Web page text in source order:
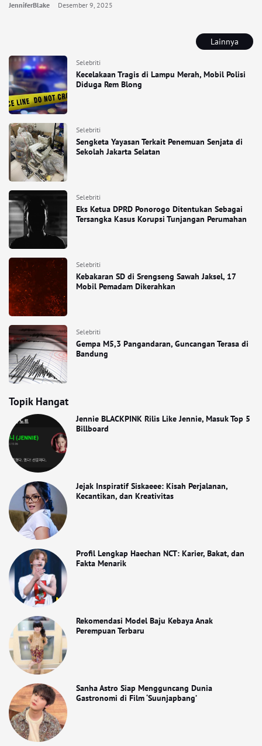
Lainnya
Selebriti
Kecelakaan Tragis di Lampu Merah, Mobil Polisi
Diduga Rem Blong
Selebriti
Sengketa Yayasan Terkait Penemuan Senjata di
Sekolah Jakarta Selatan
Selebriti
Eks Ketua DPRD Ponorogo Ditentukan Sebagai
Tersangka Kasus Korupsi Tunjangan Perumahan
Selebriti
Kebakaran SD di Srengseng Sawah Jaksel, 17
Mobil Pemadam Dikerahkan
Selebriti
Gempa M5,3 Pangandaran, Guncangan Terasa di
Bandung
Topik Hangat
Jennie BLACKPINK Rilis Like Jennie, Masuk Top 5
Billboard
Jejak Inspiratif Siskaeee: Kisah Perjalanan,
Kecantikan, dan Kreativitas
Profil Lengkap Haechan NCT: Karier, Bakat, dan
Fakta Menarik
Rekomendasi Model Baju Kebaya Anak
Perempuan Terbaru
Sanha Astro Siap Mengguncang Dunia
Gastronomi di Film ‘Suunjapbang’
JenniferBlake Desember 9, 2025